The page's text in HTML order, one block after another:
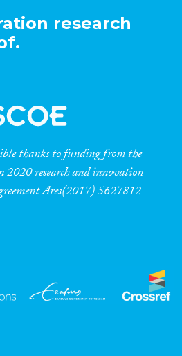
research
thanks to funding from the
2020 research and innovation
Ares(2017) 5627812-